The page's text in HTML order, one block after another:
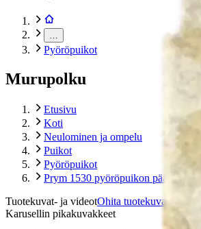
Pyöröpuikot
Murupolku
Etusivu
Koti
Neulominen ja ompelu
Puikot
Pyöröpuikot
Prym 1530 pyöröpuikon pää 5,0
Tuotekuvat- ja videotOhita tuotekuvat
Karusellin pikakuvakkeet